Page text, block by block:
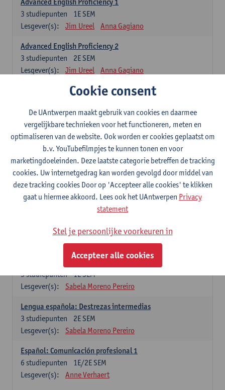
1E SEM
3 studiepunten
Lesgever(s):
Jim Ureel Anna Gagiano
Advanced English Proficiency 2
2E SEM
3 studiepunten
Lesgever(s):
Jim Ureel Anna Gagiano
Communication in English 1: Analysing Texts in Context
Lesgever(s):
Nina Reviers
Anna Gagiano
Donata Lisaite
Spaans: verplichte opleidingsonderdelen
Gramática española 1
1E SEM
3studiepunten
Lesgever(s):
Anne Verhaert
2E SEM
studiepunten
Anne Verhaert
Lengua española: Destrezas básicas
1E SEM
3studiepunten
Lesgever(s):
Sabela Moreno Pereiro
Lengua española: Destrezas intermedias
2E SEM
3 studiepunten
Lesgever(s):
Sabela Moreno Pereiro
Español: Comunicación profesional 1
1E/2E SEM
6 studiepunten
Lesgever(s):
Anne Verhaert
Cookie consent
De UAntwerpen maakt gebruik van cookies en daarmee
vergelijkbare technieken voor het functioneren, meten en
optimaliseren van de website. Ook worden er cookies geplaatst om
b.v. YouTubefilmpjes te kunnen tonen en voor
marketingdoeleinden. Deze laatste categorie betreffen de tracking
cookies. Uw internetgedrag kan worden gevolgd door middel van
deze tracking cookies Door op 'Accepteer alle cookies' te klikken
gaat u hiermee akkoord. Lees ook het UAntwerpen Privacy
statement
Stel je persoonlijke voorkeuren in
Accepteer alle cookies